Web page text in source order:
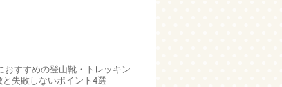
おすすめの登山靴・トレッキン
失敗しないポイント4選